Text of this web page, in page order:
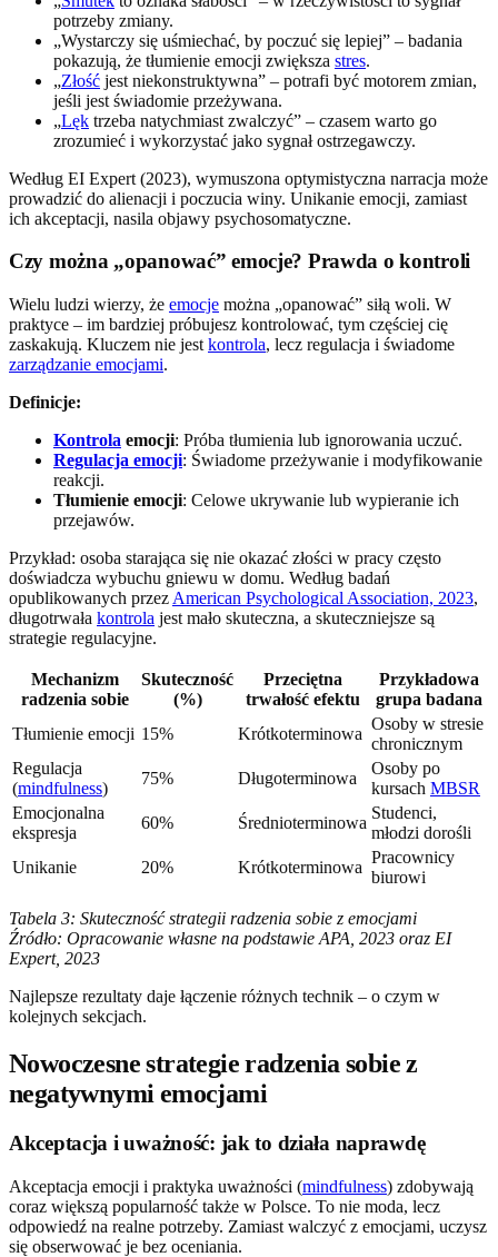
potrzeby zmiany.
„Wystarczy się uśmiechać, by poczuć się lepiej” – badania
pokazują, że tłumienie emocji zwiększa stres.
„Złość jest niekonstruktywna” – potrafi być motorem zmian,
jeśli jest świadomie przeżywana.
„Lęk trzeba natychmiast zwalczyć” – czasem warto go
zrozumieć i wykorzystać jako sygnał ostrzegawczy.
Według EI Expert (2023), wymuszona optymistyczna narracja może
prowadzić do alienacji i poczucia winy. Unikanie emocji, zamiast
ich akceptacji, nasila objawy psychosomatyczne.
Czy można „opanować” emocje? Prawda o kontroli
Wielu ludzi wierzy, że emocje można „opanować” siłą woli. W
praktyce – im bardziej próbujesz kontrolować, tym częściej cię
zaskakują. Kluczem nie jest kontrola, lecz regulacja i świadome
zarządzanie emocjami.
Definicje:
Kontrola emocji: Próba tłumienia lub ignorowania uczuć.
Regulacja emocji: Świadome przeżywanie i modyfikowanie
reakcji.
Tłumienie emocji: Celowe ukrywanie lub wypieranie ich
przejawów.
Przykład: osoba starająca się nie okazać złości w pracy często
doświadcza wybuchu gniewu w domu. Według badań
opublikowanych przez American Psychological Association, 2023,
długotrwała kontrola jest mało skuteczna, a skuteczniejsze są
strategie regulacyjne.
Mechanizm
radzenia sobie
Skuteczność
(%)
Przeciętna
trwałość efektu
Przykładowa
grupa badana
Tłumienie emocji 15% Krótkoterminowa
Osoby w stresie
chronicznym
Regulacja
(mindfulness)
75% Długoterminowa
Osoby po
kursach MBSR
Emocjonalna
ekspresja
60% Średnioterminowa
Studenci,
młodzi dorośli
Unikanie
20% Krótkoterminowa
Pracownicy
biurowi
Tabela 3: Skuteczność strategii radzenia sobie z emocjami
Źródło: Opracowanie własne na podstawie APA, 2023 oraz EI
Expert, 2023
Najlepsze rezultaty daje łączenie różnych technik – o czym w
kolejnych sekcjach.
Nowoczesne strategie radzenia sobie z
negatywnymi emocjami
Akceptacja i uważność: jak to działa naprawdę
Akceptacja emocji i praktyka uważności (mindfulness) zdobywają
coraz większą popularność także w Polsce. To nie moda, lecz
odpowiedź na realne potrzeby. Zamiast walczyć z emocjami, uczysz
się obserwować je bez oceniania.